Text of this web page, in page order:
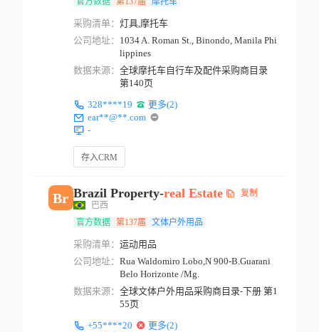
采购清单： 灯具,摩托车
公司地址： 1034 A. Roman St., Binondo, Manila Phi
lippines
数据来源： 全球摩托车自行车及配件采购商目录
第140页
328****19
更多(2)
ear**@**.com
-
存入CRM
Br Brazil Property-real Estate
复制
巴西
官方数据 第137届 文体户外用品
采购清单： 运动用品
公司地址： Rua Waldomiro Lobo,N 900-B.Guarani
Belo Horizonte /Mg.
数据来源： 全球文体户外用品采购商目录-下册 第1
55页
+55****20
更多(2)